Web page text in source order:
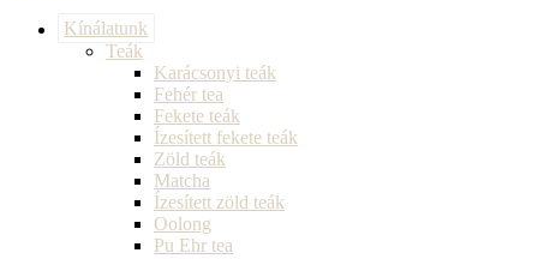
Kínálatunk
Teák
Karácsonyi teák
Fehér tea
Fekete teák
Ízesített fekete teák
Zöld teák
Matcha
Ízesített zöld teák
Oolong
Pu Ehr tea